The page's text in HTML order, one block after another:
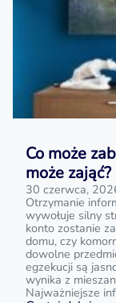
Co może
może zająć?
30 czerwca,
Otrzymanie
wywołuje silny
konto zostanie
domu, czy
dowolne
egzekucji są
wynika z
Najważniejsze